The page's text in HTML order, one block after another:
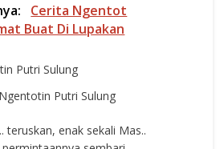
Cerita Ngentot
Buat Di Lupakan
Putri Sulung
teruskan, enak sekali Mas..